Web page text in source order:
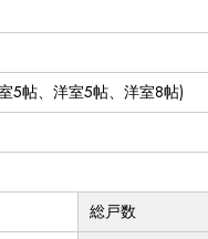
5帖、洋室5帖、洋室8帖)
総戸数